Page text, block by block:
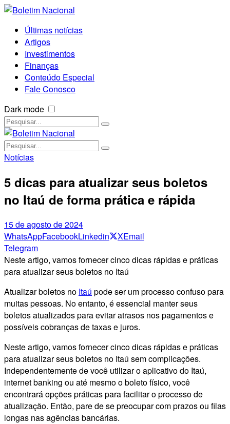
Últimas notícias
Artigos
Investimentos
Finanças
Conteúdo Especial
Fale Conosco
Dark mode
Notícias
5 dicas para atualizar seus boletos
no Itaú de forma prática e rápida
15 de agosto de 2024
WhatsAppFacebookLinkedin XEmail
Telegram
Neste artigo, vamos fornecer cinco dicas rápidas e práticas
para atualizar seus boletos no Itaú
Atualizar boletos no Itaú pode ser um processo confuso para
muitas pessoas. No entanto, é essencial manter seus
boletos atualizados para evitar atrasos nos pagamentos e
possíveis cobranças de taxas e juros.
Neste artigo, vamos fornecer cinco dicas rápidas e práticas
para atualizar seus boletos no Itaú sem complicações.
Independentemente de você utilizar o aplicativo do Itaú,
internet banking ou até mesmo o boleto físico, você
encontrará opções práticas para facilitar o processo de
atualização. Então, pare de se preocupar com prazos ou filas
longas nas agências bancárias.